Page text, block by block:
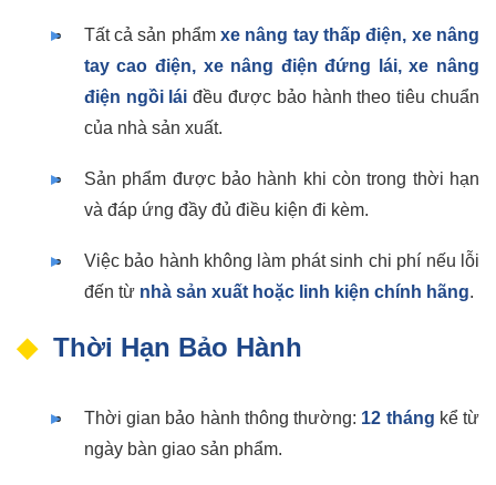
Tất cả sản phẩmxe nâng tay thấp điện, xe nâng
tay cao điện, xe nâng điện đứng lái, xe nâng
điện ngồi lái đều được bảo hành theo tiêu chuẩn
của nhà sản xuất.
Sản phẩm được bảo hành khi còn trong thời hạn
và đáp ứng đầy đủ điều kiện đi kèm.
Việc bảo hành không làm phát sinh chi phí nếu lỗi
đến từ nhà sản xuất hoặc linh kiện chính hãng.
Thời Hạn Bảo Hành
Thời gian bảo hành thông thường: 12 tháng kể từ
ngày bàn giao sản phẩm.